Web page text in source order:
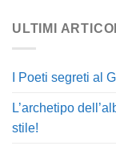
ULTIMI
I Poeti segreti al
L’archetipo
stile!